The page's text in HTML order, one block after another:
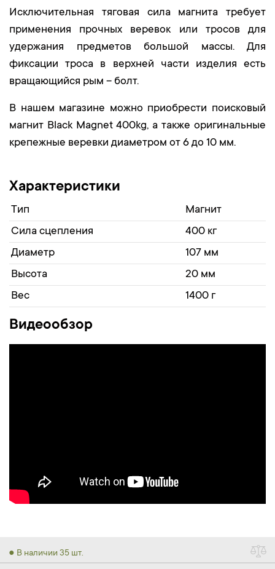
Исключительная тяговая сила магнита требует
применения прочных веревок или тросов для
удержания предметов большой массы. Для
фиксации троса в верхней части изделия есть
вращающийся рым – болт.
В нашем магазине можно приобрести поисковый
магнит Black Magnet 400kg, а также оригинальные
крепежные веревки диаметром от 6 до 10 мм.
Характеристики
Тип
Магнит
Сила сцепления
400 кг
Диаметр
107 мм
Высота
20 мм
Вес
1400 г
Видеообзор
● В наличии 35 шт.